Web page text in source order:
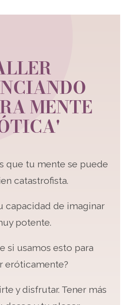
MENTE
que tu mente se puede
catastrofista.
capacidad de imaginar
potente.
si usamos esto para
eróticamente?
y disfrutar. Tener más